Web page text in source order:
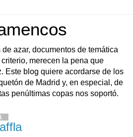
azar, documentos de temática
merecen la pena que
Este blog quiere acordarse de los
de Madrid y, en especial, de
penúltimas copas nos soportó.